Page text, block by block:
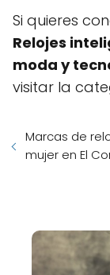
Si quieres
Relojes
moda y
visitar la
Marcas de
mujer en El